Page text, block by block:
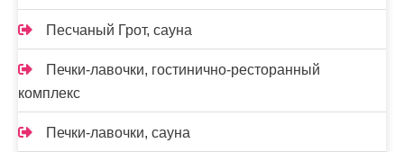
Песчаный Грот, сауна
Печки-лавочки, гостинично-ресторанный
комплекс
Печки-лавочки, сауна